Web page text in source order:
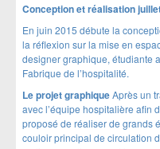
Conception et réalisation
En juin 2015 débute la
la réflexion sur la mise en
designer graphique, étudiante
Fabrique de l’hospitalité.
Le projet graphiqueAprès un
avec l’équipe hospitalière afin
proposé de réaliser de grands
couloir principal de circulation